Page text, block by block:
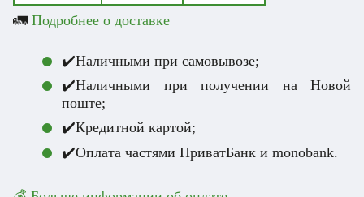
🚛 Подробнее о доставке
✔️Наличными при самовывозе;
✔️Наличными при получении на Новой
поште;
✔️Кредитной картой;
✔️Оплата частями ПриватБанк и monobank.